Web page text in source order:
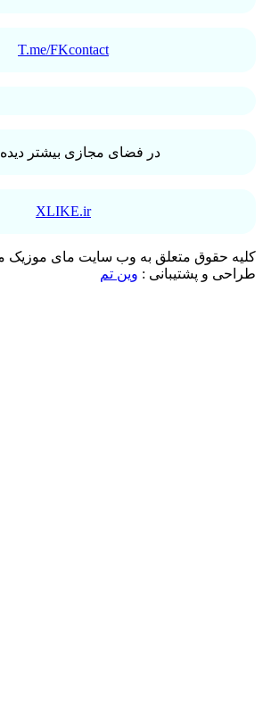
T.me/FKcontact
در فضای مجازی بیشتر دیده شوید
XLIKE.ir
حقوق متعلق به وب سایت مای موزیک میباشد
و پشتیبانی :وین تم